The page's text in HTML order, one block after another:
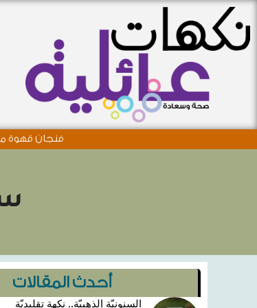
فنجان قهوة
أحدث المقالات
السنونيّة الذهبيّة.. نكهة تقليديّة